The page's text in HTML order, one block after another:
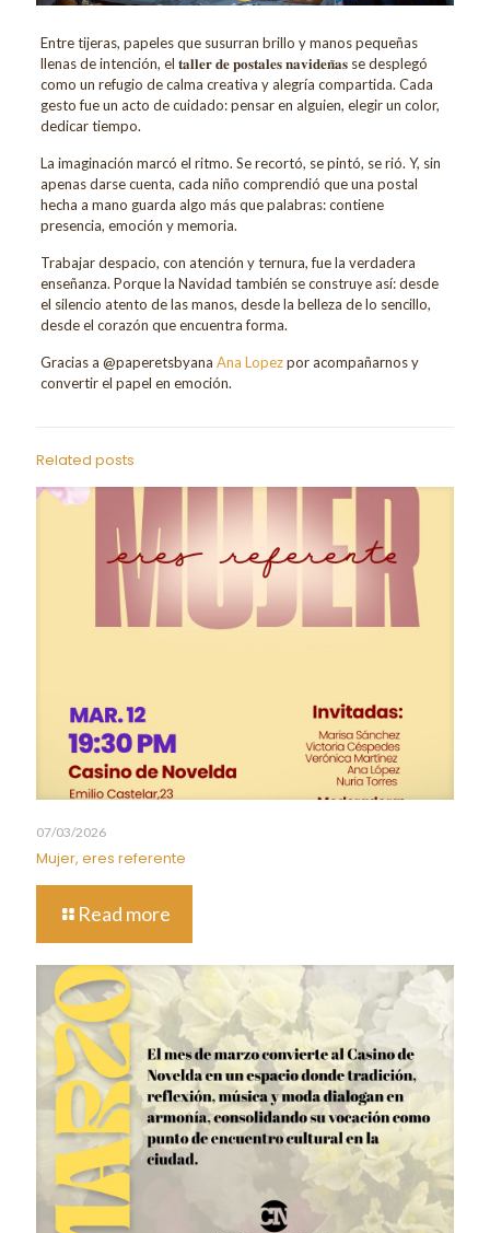
Entre tijeras, papeles que susurran brillo y manos pequeñas
llenas de intención, el 𝐭𝐚𝐥𝐥𝐞𝐫 𝐝𝐞 𝐩𝐨𝐬𝐭𝐚𝐥𝐞𝐬 𝐧𝐚𝐯𝐢𝐝𝐞𝐧̃𝐚𝐬 se desplegó
como un refugio de calma creativa y alegría compartida. Cada
gesto fue un acto de cuidado: pensar en alguien, elegir un color,
dedicar tiempo.
La imaginación marcó el ritmo. Se recortó, se pintó, se rió. Y, sin
apenas darse cuenta, cada niño comprendió que una postal
hecha a mano guarda algo más que palabras: contiene
presencia, emoción y memoria.
Trabajar despacio, con atención y ternura, fue la verdadera
enseñanza. Porque la Navidad también se construye así: desde
el silencio atento de las manos, desde la belleza de lo sencillo,
desde el corazón que encuentra forma.
Gracias a @paperetsbyana Ana Lopezpor acompañarnos y
convertir el papel en emoción.
Related posts
07/03/2026
Mujer, eres referente
Read more